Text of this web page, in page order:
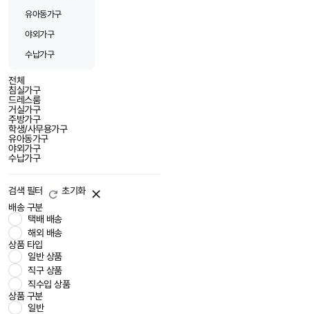
유아동가구
야외가구
수납가구
전체
침실가구
드레스룸
거실가구
주방가구
학생/사무용가구
유아동가구
야외가구
수납가구
검색 필터
초기화
배송 구분
택배 배송
해외 배송
상품 타입
일반 상품
직구 상품
직수입 상품
상품 구분
일반